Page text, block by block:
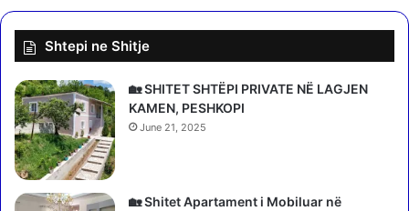
a
n
i
t
j
e
h
o
d
e
i
t
ë
p
r
e
m
t
Shtepi ne Shitje
🏡 SHITET SHTËPI PRIVATE NË LAGJEN
KAMEN, PESHKOPI
June 21, 2025
🏡 Shitet Apartament i Mobiluar në